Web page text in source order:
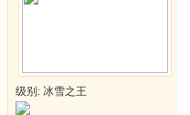
级别: 冰雪之王